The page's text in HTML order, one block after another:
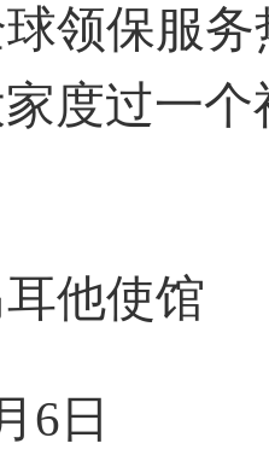
领保服务
度过一
他使馆
6日